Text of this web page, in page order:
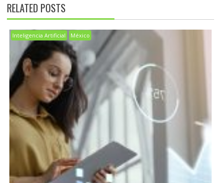
RELATED POSTS
Inteligencia Artificial México